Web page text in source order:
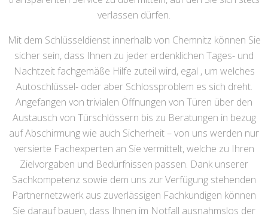
verlassen dürfen.
Mit dem Schlüsseldienst innerhalb von Chemnitz können Sie
sicher sein, dass Ihnen zu jeder erdenklichen Tages- und
Nachtzeit fachgemäße Hilfe zuteil wird, egal , um welches
Autoschlüssel- oder aber Schlossproblem es sich dreht.
Angefangen von trivialen Öffnungen von Türen über den
Austausch von Türschlössern bis zu Beratungen in bezug
auf Abschirmung wie auch Sicherheit – von uns werden nur
versierte Fachexperten an Sie vermittelt, welche zu Ihren
Zielvorgaben und Bedürfnissen passen. Dank unserer
Sachkompetenz sowie dem uns zur Verfügung stehenden
Partnernetzwerk aus zuverlässigen Fachkundigen können
Sie darauf bauen, dass Ihnen im Notfall ausnahmslos der